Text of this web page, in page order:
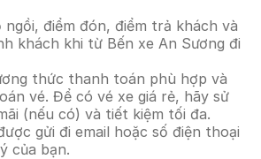
ngồi, điểm đón, điểm trả khách và
khách khi từ Bến xe An Sương đi
thức thanh toán phù hợp và
vé. Để có vé xe giá rẻ, hãy sử
(nếu có) và tiết kiệm tối đa.
gửi đi email hoặc số điện thoại
của bạn.